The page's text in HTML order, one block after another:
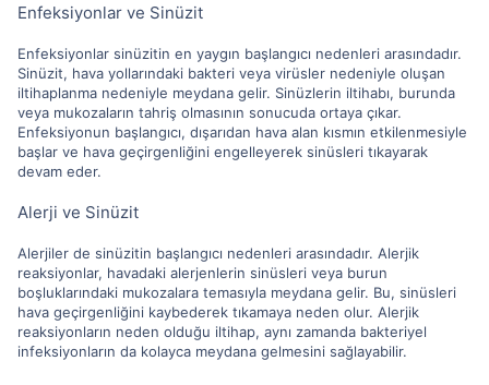
Enfeksiyonlar ve Sinüzit
Enfeksiyonlar sinüzitin en yaygın başlangıcı nedenleri arasındadır.
Sinüzit, hava yollarındaki bakteri veya virüsler nedeniyle oluşan
iltihaplanma nedeniyle meydana gelir. Sinüzlerin iltihabı, burunda
veya mukozaların tahriş olmasının sonucuda ortaya çıkar.
Enfeksiyonun başlangıcı, dışarıdan hava alan kısmın etkilenmesiyle
başlar ve hava geçirgenliğini engelleyerek sinüsleri tıkayarak
devam eder.
Alerji ve Sinüzit
Alerjiler de sinüzitin başlangıcı nedenleri arasındadır. Alerjik
reaksiyonlar, havadaki alerjenlerin sinüsleri veya burun
boşluklarındaki mukozalara temasıyla meydana gelir. Bu, sinüsleri
hava geçirgenliğini kaybederek tıkamaya neden olur. Alerjik
reaksiyonların neden olduğu iltihap, aynı zamanda bakteriyel
infeksiyonların da kolayca meydana gelmesini sağlayabilir.